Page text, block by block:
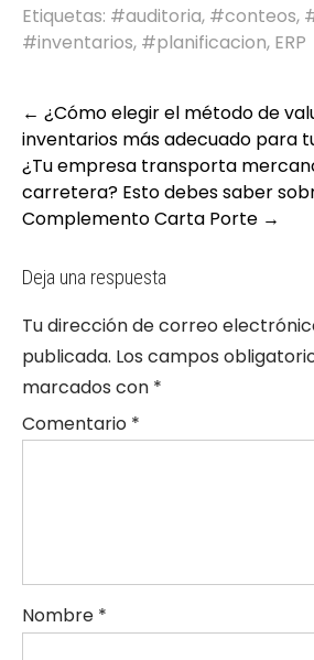
Etiquetas: #auditoria, #conteos,
#inventarios, #planificacion, ERP
← ¿Cómo elegir el método de
inventarios más adecuado para
¿Tu empresa transporta
carretera? Esto debes saber
Complemento Carta Porte →
Deja una respuesta
Tu dirección de correo
publicada. Los campos
marcados con *
Comentario *
Nombre *